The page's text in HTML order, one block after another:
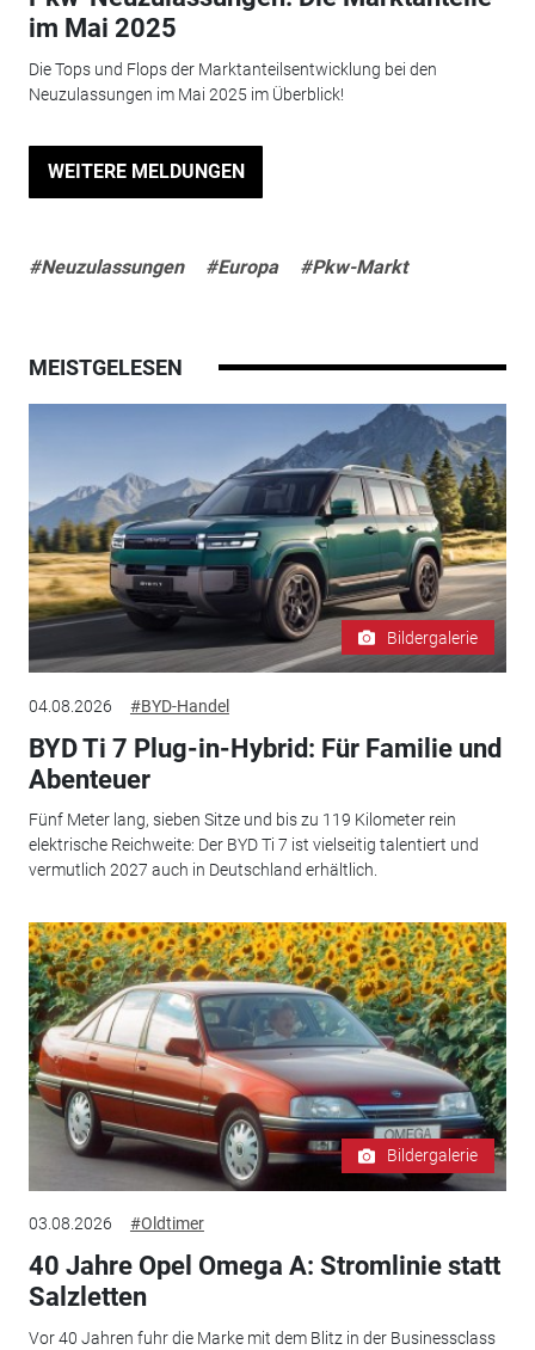
im Mai 2025
Die Tops und Flops der Marktanteilsentwicklung bei den
Neuzulassungen im Mai 2025 im Überblick!
WEITERE MELDUNGEN
#Neuzulassungen #Europa #Pkw-Markt
MEISTGELESEN
Bildergalerie
04.08.2026 #BYD-Handel
BYD Ti 7 Plug-in-Hybrid: Für Familie und
Abenteuer
Fünf Meter lang, sieben Sitze und bis zu 119 Kilometer rein
elektrische Reichweite: Der BYD Ti 7 ist vielseitig talentiert und
vermutlich 2027 auch in Deutschland erhältlich.
Bildergalerie
03.08.2026 #Oldtimer
40 Jahre Opel Omega A: Stromlinie statt
Salzletten
Vor 40 Jahren fuhr die Marke mit dem Blitz in der Businessclass